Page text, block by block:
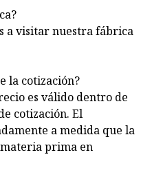
a visitar nuestra fábrica
la cotización?
es válido dentro de
cotización. El
a medida que la
prima en